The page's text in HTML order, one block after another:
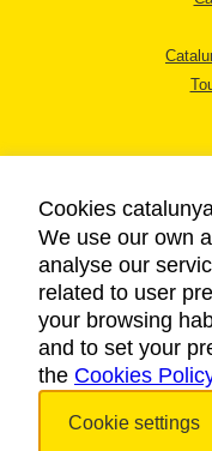
Cookies
We use our own
analyse our
related to user
your browsing
and to set your
the Cookies
Cookie settings